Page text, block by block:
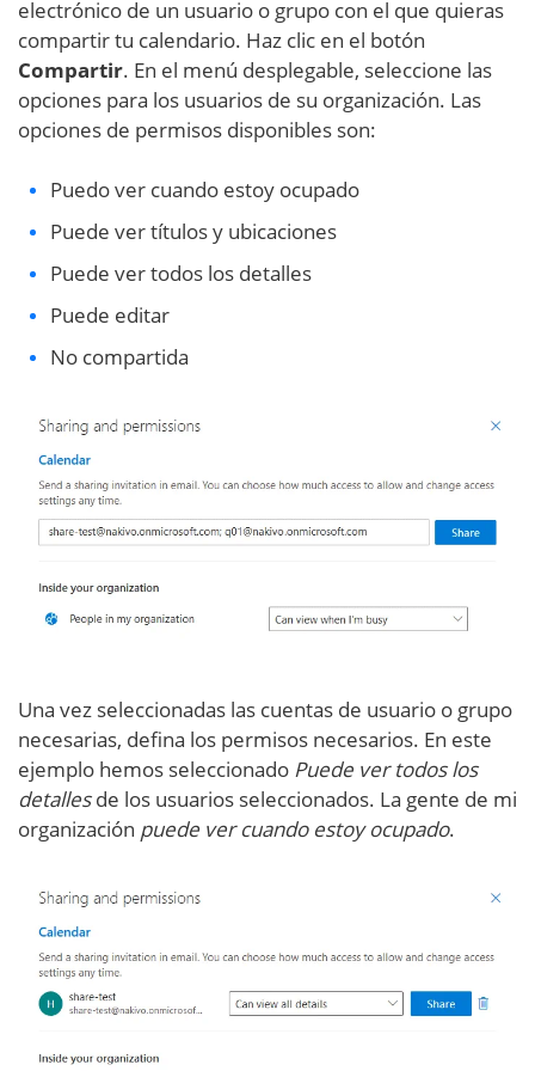
electrónico de un usuario o grupo con el que quieras
compartir tu calendario. Haz clic en el botón
Compartir. En el menú desplegable, seleccione las
opciones para los usuarios de su organización. Las
opciones de permisos disponibles son:
Puedo ver cuando estoy ocupado
Puede ver títulos y ubicaciones
Puede ver todos los detalles
Puede editar
No compartida
Una vez seleccionadas las cuentas de usuario o grupo
necesarias, defina los permisos necesarios. En este
ejemplo hemos seleccionado Puede ver todos los
detallesde los usuarios seleccionados. La gente de mi
organización puede ver cuando estoy ocupado.